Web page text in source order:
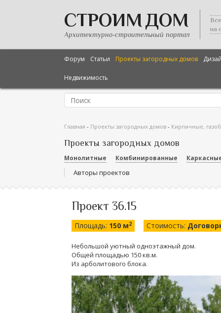
СТРОИМ ДОМ
Архитектурно-строительный портал
на
Форум Статьи Проекты загородных домов
Недвижимость
Главная - Проекты загородных домов - Кирпичные,
Проекты загородных домов
Монолитные Комбинированные
Авторы проектов
Проект 36.15
Площадь: 150 м2 Стоимость:
Небольшой уютный одноэтажный дом.
Общей площадью 150 кв.м.
Из арболитового блока.